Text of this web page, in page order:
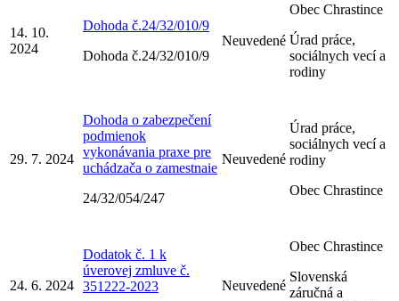
14. 10.
2024
Dohoda č.24/32/010/9
Dohoda č.24/32/010/9
Neuvedené
Obec Chrastince
Úrad práce,
sociálnych vecí a
rodiny
29. 7. 2024
Dohoda o zabezpečení
podmienok
vykonávania praxe pre
uchádzača o zamestnaie
24/32/054/247
Neuvedené
Úrad práce,
sociálnych vecí a
rodiny
Obec Chrastince
24. 6. 2024
Dodatok č. 1 k
úverovej zmluve č.
351222-2023
Neuvedené
Obec Chrastince
Slovenská
záručná a